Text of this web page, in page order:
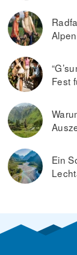
Fest
Ein